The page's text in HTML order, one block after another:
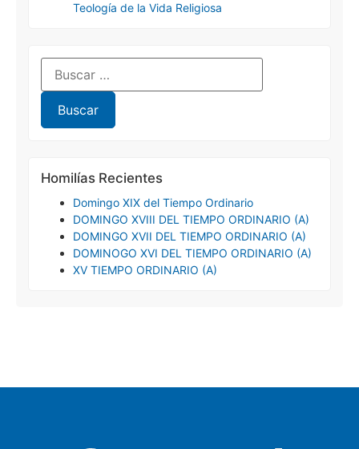
Teología de la Vida Religiosa
Homilías Recientes
Domingo XIX del Tiempo Ordinario
DOMINGO XVIII DEL TIEMPO ORDINARIO (A)
DOMINGO XVII DEL TIEMPO ORDINARIO (A)
DOMINOGO XVI DEL TIEMPO ORDINARIO (A)
XV TIEMPO ORDINARIO (A)